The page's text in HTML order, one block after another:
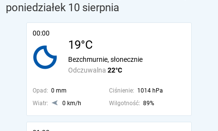
poniedziałek 10 sierpnia
00:00
19°C
Odczuwalna 22°C
Bezchmurnie, słonecznie
Opad: 0 mm Ciśnienie: 1014 hPa
Wiatr:
0 km/h Wilgotność: 89%